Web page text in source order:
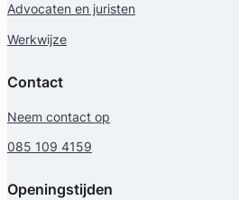
Advocaten en juristen
Werkwijze
Contact
Neem contact op
085 109 4159
Openingstijden